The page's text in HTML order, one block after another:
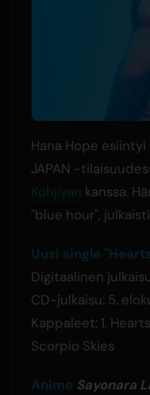
Hana Hope esiintyi
JAPAN -
Kohjiyan kanssa.
"blue hour",
Uusi single
Digitaalinen
CD-julkaisu: 5.
Kappaleet: 1.
Scorpio Skies
Anime Sayonara